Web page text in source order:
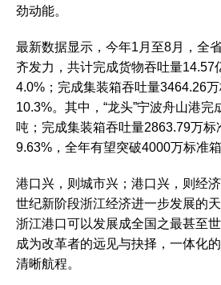
劲动能。
最新数据显示，今年1月至8月，全
齐发力，共计完成货物吞吐量14.57
4.0%；完成集装箱吞吐量3464.26
10.3%。其中，“龙头”宁波舟山港
吨；完成集装箱吞吐量2863.79万标
9.63%，全年有望突破4000万标准
港口兴，则城市兴；港口兴，则经
世纪新阶段浙江经济进一步发展的
浙江港口可以发展成全国之最甚至
成为改革者的远见与抉择，一体化
清晰航程。